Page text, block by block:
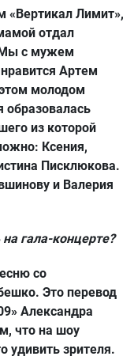
«Вертикал Лимит»,
отдал
Мы с мужем
Артем
молодом
образовалась
из которой
Ксения,
Писклюкова.
и Валерия
гала-концерте?
со
Это перевод
Александра
что на шоу
удивить зрителя.